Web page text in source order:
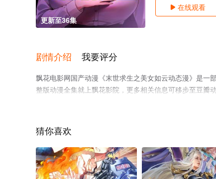
更新至36集
 在线观看
剧情介绍 我要评分
飘花电影网国产动漫《末世求生之美女如云动态漫》是一
整版动漫全集就上飘花影院，更多相关信息可移步至豆瓣
猜你喜欢